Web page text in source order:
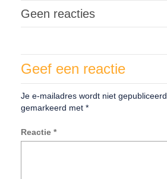
Geen reacties
Geef een reactie
Je e-mailadres wordt niet gepubliceerd.
gemarkeerd met *
Reactie *